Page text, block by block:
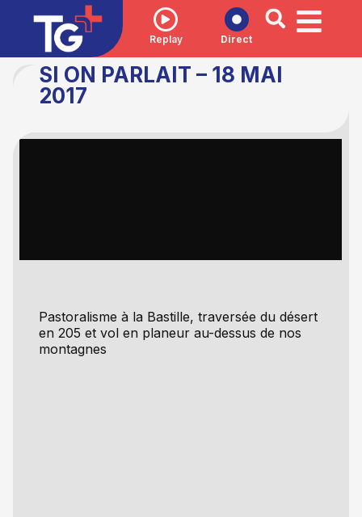
Replay Direct
SI ON PARLAIT – 18 MAI
2017
Pastoralisme à la Bastille, traversée du désert
en 205 et vol en planeur au-dessus de nos
montagnes